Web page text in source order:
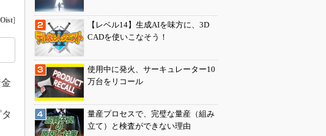
]
【レベル14】生成AIを味方に、3D
CADを使いこなそう！
使用中に発火、サーキュレーター10
万台をリコール
量産プロセスで、完璧な量産（組み
立て）と検査ができない理由